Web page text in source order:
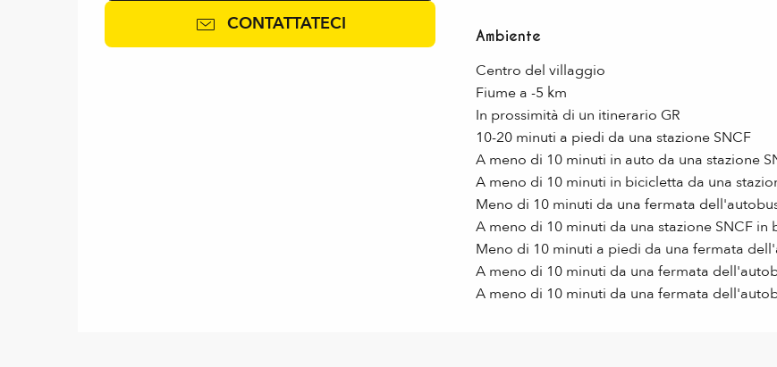
CONTATTATECI
Ambiente
Ambiente
Centro del villaggio
Fiume a -5 km
In prossimità di un itinerario GR
10-20 minuti a piedi da una stazione SNCF
A meno di 10 minuti in auto da una stazione
A meno di 10 minuti in bicicletta da una
Meno di 10 minuti da una fermata
A meno di 10 minuti da una stazione SNCF in
Meno di 10 minuti a piedi da una fermata
A meno di 10 minuti da una fermata
A meno di 10 minuti da una fermata